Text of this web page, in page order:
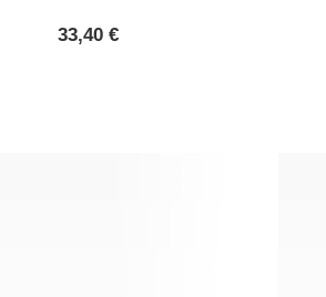
33,40 €